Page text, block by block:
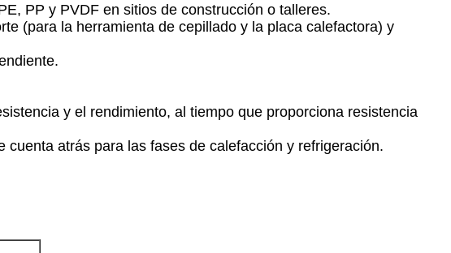
PP y PVDF en sitios de construcción o talleres.
(para la herramienta de cepillado y la placa calefactora) y
y el rendimiento, al tiempo que proporciona resistencia
atrás para las fases de calefacción y refrigeración.